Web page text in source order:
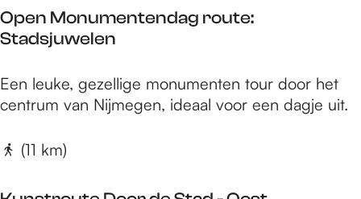
O
o
t
o
f
f
e
t
r
u
Open Monumentendag route:
Stadsjuwelen
O
p
n
o
Een leuke, gezellige monumenten tour door het
centrum van Nijmegen, ideaal voor een dagje uit.
(11 km)